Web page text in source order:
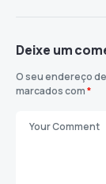
Deixe um
O seu endereço
marcados com*